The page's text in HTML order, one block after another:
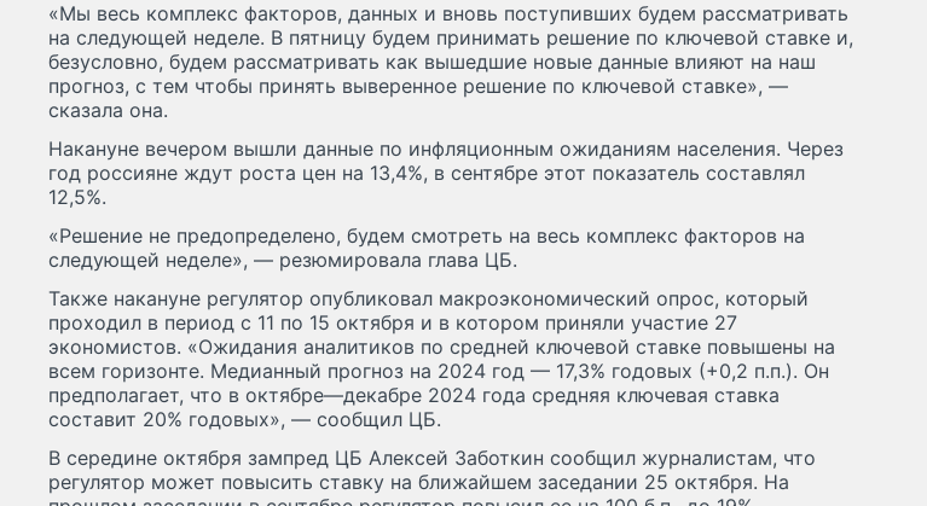
«Мы весь комплекс факторов, данных и вновь поступивших будем рассматривать
на следующей неделе. В пятницу будем принимать решение по ключевой ставке и,
безусловно, будем рассматривать как вышедшие новые данные влияют на наш
прогноз, с тем чтобы принять выверенное решение по ключевой ставке», —
сказала она.
Накануне вечером вышли данные по инфляционным ожиданиям населения. Через
год россияне ждут роста цен на 13,4%, в сентябре этот показатель составлял
12,5%.
«Решение не предопределено, будем смотреть на весь комплекс факторов на
следующей неделе», — резюмировала глава ЦБ.
Также накануне регулятор опубликовал макроэкономический опрос, который
проходил в период с 11 по 15 октября и в котором приняли участие 27
экономистов. «Ожидания аналитиков по средней ключевой ставке повышены на
всем горизонте. Медианный прогноз на 2024 год — 17,3% годовых (+0,2 п.п.). Он
предполагает, что в октябре—декабре 2024 года средняя ключевая ставка
составит 20% годовых», — сообщил ЦБ.
В середине октября зампред ЦБ Алексей Заботкин сообщил журналистам, что
регулятор может повысить ставку на ближайшем заседании 25 октября. На